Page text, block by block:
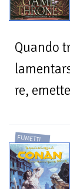
Quando
re,
FUMETTI